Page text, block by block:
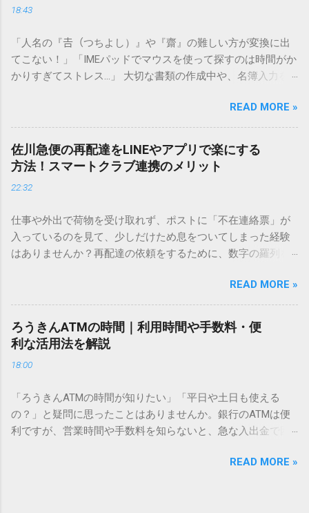
18:43
「人名の『𠮷（つちよし）』や『齋』の難しい方が変換に出
てこない！」「IMEパッドでマウスを使って探すのは時間がか
かりすぎてストレス…」 大切な書類の作成中や、名簿入力を
てしまいますよね。多くの人が「IMEパッド（手書き入力）」
を使いますが、実はマウスで一画ずつ書くのは非効率です
し、似た漢字が多すぎて結局見つからないことも少なくあり
ません。 そこで今回は、IMEパッドを使わずに、特定のコー
ドを打ち込むだけで一瞬で旧字や外字、特殊記号を呼び出す
「文字コード入力」のテクニックを詳しく解説します。 この
必要はありません。 1. なぜ「変換」しても旧字・外字が出て
こないのか？ そもそも、なぜ普通の変換で出てこない漢字が
あるのでしょうか。その理由は、パソコンが文字を認識する
は、JIS規格（日本産業規格）によって「第1水準」「第2水
準」といった形で整理されています。しかし、人名や地名に
使われる非常に古い漢字（旧字）や、特定の組織だけで作ら
れた「外字」は、この一般的な変換リストに含まれていない
ン上のすべての文字には、いわば「住所」のような番号が割
り振られています。変換候補に出ない文字でも、この住所
（コード）を直接指定すれば、確実に呼び出すことができる
のです。 2. Windows標準機能！文字コードで漢字を出す「16
進数入力」 最も汎用性が高く、特別なソフトも不要なのが
READ MORE »
佐川急便の再配達をLINEやアプリで楽にする
方法！スマートクラブ連携のメリット
22:32
仕事や外出で荷物を受け取れず、ポストに「不在連絡票」が
入っているのを見て、少しだけため息をついてしまった経験
はありませんか？再配達の依頼をするために、数字の羅列を
ことに申し訳なさを感じたりすることもあるかもしれませ
ん。 「もっとスムーズに、自分のタイミングで受け取りた
い」 「わざわざ電話をかけずに、スマホ一つで完結させた
い」 そんな願いを叶えてくれるのが、佐川急便の会員制サー
ビス「スマートクラブ」と、LINEや公式アプリの連携です。
これらを活用するだけで、再配達のストレスは驚くほど軽く
受け取り術と、連携による具体的なメリットを徹底解説しま
す。 佐川急便の再配達が劇的に変わる「スマートクラブ」と
は？ まず押さえておきたいのが、佐川急便の個人向け無料会
況をリアルタイムで管理するための基盤となるサービスで
READ MORE »
ろうきんATMの時間｜利用時間や手数料・便
利な活用法を解説
18:00
「ろうきんATMの時間が知りたい」「平日や土日も使える
の？」と疑問に思ったことはありませんか。銀行のATMは便
利ですが、営業時間や手数料を知らないと、急な入出金で困
ATM営業時間や利用の注意点、便利な活用法 を詳しく解説し
READ MORE »